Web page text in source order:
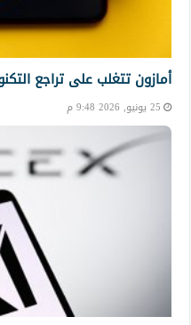
أمازون تتغلب على تراجع
25 يونيو, 2026 9:48 م